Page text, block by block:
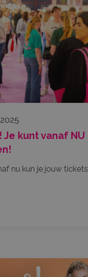
Je kunt vanaf NU
nu kun je jouw tickets